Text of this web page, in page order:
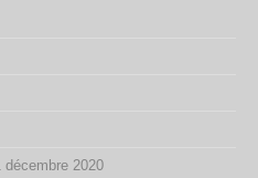
décembre 2020